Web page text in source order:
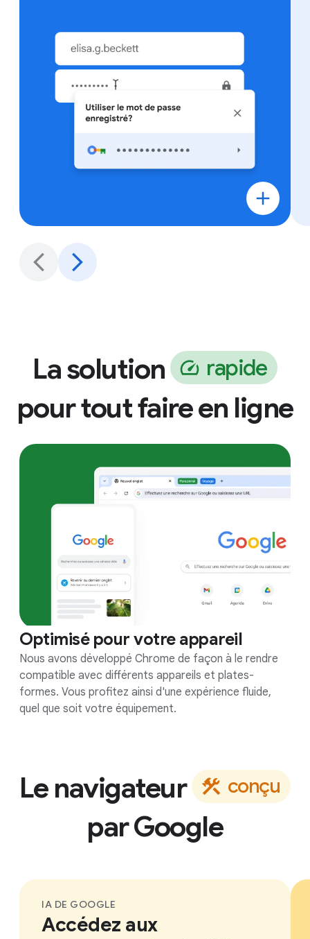
La solution rapide
pour tout faire en ligne
Optimisé pour votre appareil
Nous avons développé Chrome de façon à le rendre
compatible avec différents appareils et plates-
formes. Vous profitez ainsi d'une expérience fluide,
quel que soit votre équipement.
Le navigateur conçu
parGoogle
IA DE GOOGLE
Accédez aux